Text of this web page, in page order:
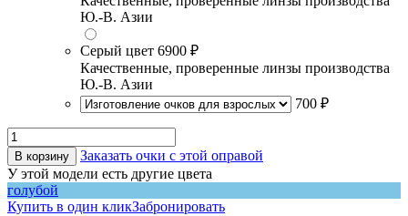
Ю.-В. Азии
Серый цвет 6900 ₽
Качественные, проверенные линзы производства
Ю.-В. Азии
700 ₽
В корзину
Заказать очки с этой оправой
У этой модели есть другие цвета
голубой
Купить в один кликЗабронировать